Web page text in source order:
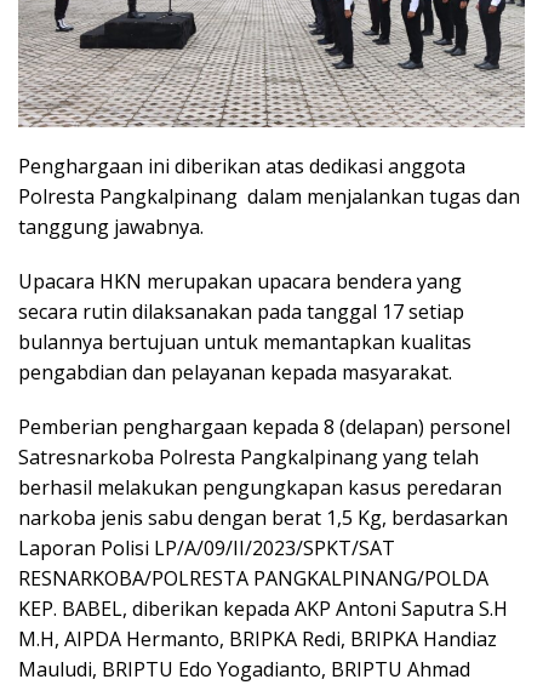
Penghargaan ini diberikan atas dedikasi anggota
Polresta Pangkalpinang dalam menjalankan tugas dan
tanggung jawabnya.
Upacara HKN merupakan upacara bendera yang
secara rutin dilaksanakan pada tanggal 17 setiap
bulannya bertujuan untuk memantapkan kualitas
pengabdian dan pelayanan kepada masyarakat.
Pemberian penghargaan kepada 8 (delapan) personel
Satresnarkoba Polresta Pangkalpinang yang telah
berhasil melakukan pengungkapan kasus peredaran
narkoba jenis sabu dengan berat 1,5 Kg, berdasarkan
Laporan Polisi LP/A/09/II/2023/SPKT/SAT
RESNARKOBA/POLRESTA PANGKALPINANG/POLDA
KEP. BABEL, diberikan kepada AKP Antoni Saputra S.H
M.H, AIPDA Hermanto, BRIPKA Redi, BRIPKA Handiaz
Mauludi, BRIPTU Edo Yogadianto, BRIPTU Ahmad